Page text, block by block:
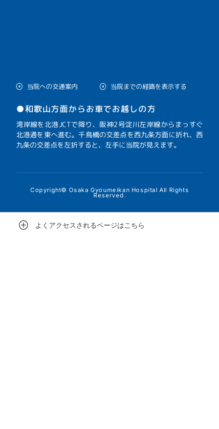
当院への交通案内 当院までの経路を表示する
●和歌山方面からお車でお越しの方
湾岸線を北港JCTで降り、阪神2号淀川左岸線からまっすぐ
北港通を東へ進む。千鳥橋の交差点を西九条方面に折れ、西
九条の交差点を左折すると、左手に当院が見えます。
Copyright© Osaka Gyoumeikan Hospital All Rights
Reserved.
よくアクセスされるページはこちら